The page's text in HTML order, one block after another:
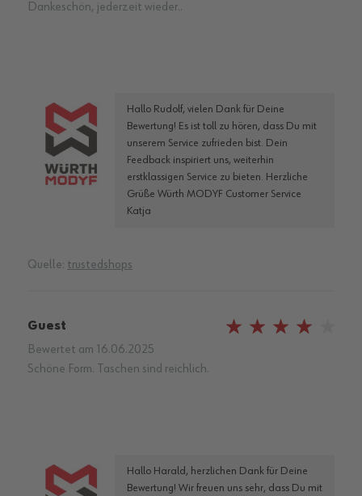
Dankeschön, jederzeit wieder..
Hallo Rudolf, vielen Dank für Deine
Bewertung! Es ist toll zu hören, dass Du mit
unserem Service zufrieden bist. Dein
Feedback inspiriert uns, weiterhin
erstklassigen Service zu bieten. Herzliche
Grüße Würth MODYF Customer Service
Katja
Quelle: trustedshops
Guest
Bewertet am 16.06.2025
Schöne Form. Taschen sind reichlich.
Hallo Harald, herzlichen Dank für Deine
Bewertung! Wir freuen uns sehr, dass Du mit